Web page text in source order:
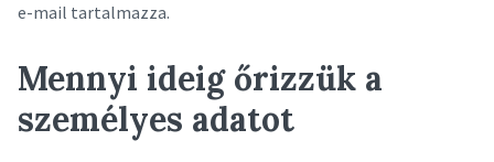
e-mail tartalmazza.
Mennyi ideig őrizzük a
személyes adatot